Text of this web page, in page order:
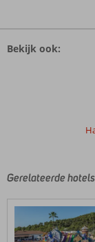
zijn
Vibra
Cactus
Beoordelingen
Bekijk ook:
Gerelateerde hotels